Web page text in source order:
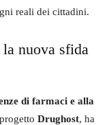
reali dei cittadini.
nuova sfida
di farmaci e alla
Drughost, ha